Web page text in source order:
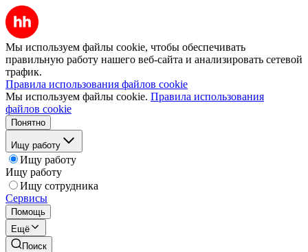
Мы используем файлы cookie, чтобы обеспечивать
правильную работу нашего веб-сайта и анализировать сетевой
трафик.
Правила использования файлов cookie
Мы используем файлы cookie. Правила использования
файлов cookie
Понятно
Ищу работу
Ищу работу
Ищу работу
Ищу сотрудника
Сервисы
Помощь
Ещё
Поиск